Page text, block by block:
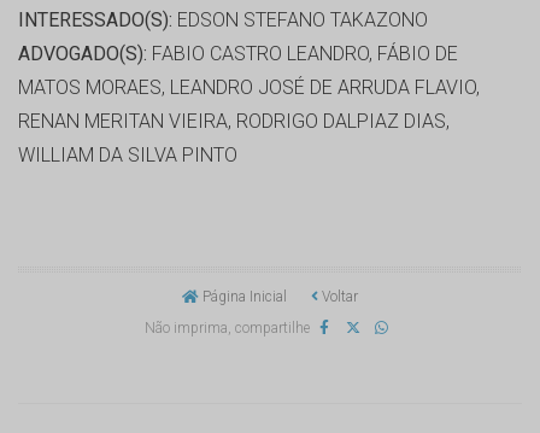
INTERESSADO(S): EDSON STEFANO TAKAZONO
ADVOGADO(S): FABIO CASTRO LEANDRO, FÁBIO DE
MATOS MORAES, LEANDRO JOSÉ DE ARRUDA FLAVIO,
RENAN MERITAN VIEIRA, RODRIGO DALPIAZ DIAS,
WILLIAM DA SILVA PINTO
Página Inicial
Voltar
Não imprima, compartilhe